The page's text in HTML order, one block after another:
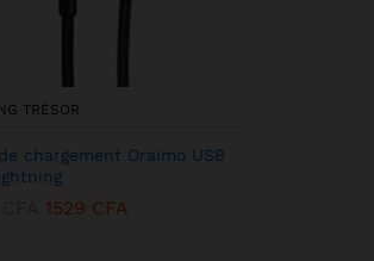
TRÉSOR
chargement Oraimo USB
1529 CFA